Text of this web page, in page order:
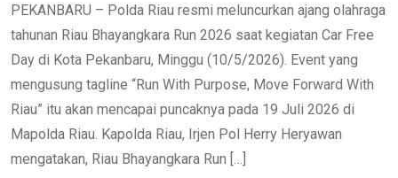
PEKANBARU – Polda Riau resmi meluncurkan ajang olahraga
tahunan Riau Bhayangkara Run 2026 saat kegiatan Car Free
Day di Kota Pekanbaru, Minggu (10/5/2026). Event yang
mengusung tagline “Run With Purpose, Move Forward With
Riau” itu akan mencapai puncaknya pada 19 Juli 2026 di
Mapolda Riau. Kapolda Riau, Irjen Pol Herry Heryawan
mengatakan, Riau Bhayangkara Run […]